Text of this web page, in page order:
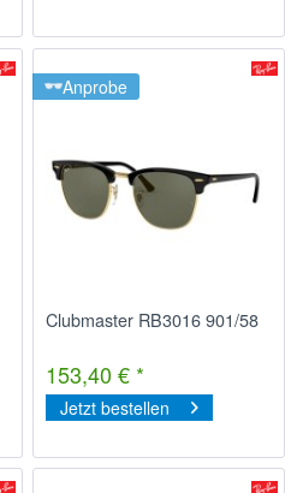
Anprobe
Clubmaster RB3016 901/58
153,40 € *
Jetzt bestellen